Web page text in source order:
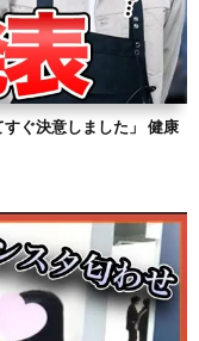
すぐ決意しました」 健康